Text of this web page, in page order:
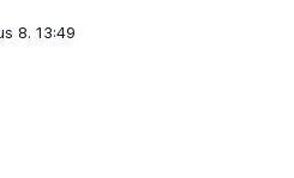
8. 13:49